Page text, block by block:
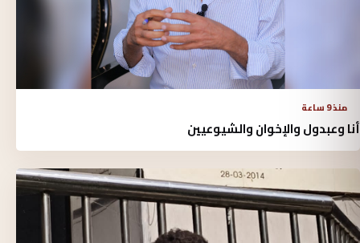
منذ 9 ساعة
أنا وعبدول والإخوان والشيوعيين